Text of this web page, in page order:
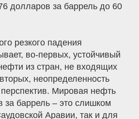
долларов за баррель до 60
резкого падения
во-первых, устойчивый
из стран, не входящих
неопределенность
перспектив. Мировая нефть
за баррель – это слишком
Аравии, так и для